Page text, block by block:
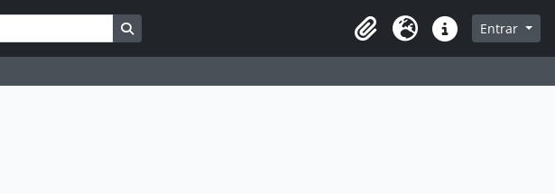
Busque na página de navegação
Idioma Ligações rápidas
Entrar